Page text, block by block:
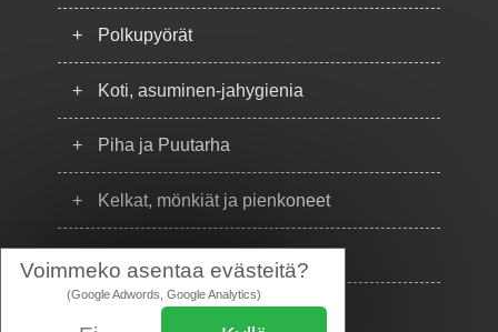
Voimmeko asentaa evästeitä?
(Google Adwords, Google Analytics)
+ Polkupyörät
+ Koti, asuminen-jahygienia
+ Piha ja Puutarha
+ Kelkat, mönkiät ja pienkoneet
+ Puhelimet